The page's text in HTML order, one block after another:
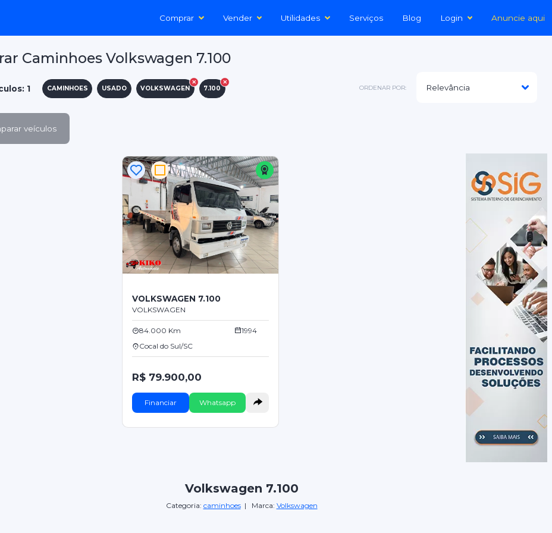
Comprar Vender Utilidades Serviços Blog Login Anuncie aqui
Caminhoes Volkswagen 7.100
1 CAMINHOES USADO VOLKSWAGEN 7.100 ORDENAR POR:
veículos
VOLKSWAGEN 7.100
VOLKSWAGEN
84.000 Km
1994
Cocal do Sul/SC
R$ 79.900,00
Financiar Whatsapp
Volkswagen 7.100
Categoria: caminhoes| Marca: Volkswagen